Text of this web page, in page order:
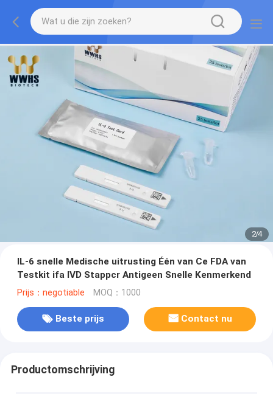
2/4
IL-6 snelle Medische uitrusting Één van Ce FDA van
Testkit ifa IVD Stappcr Antigeen Snelle Kenmerkend
Prijs：negotiable MOQ：1000
Beste prijs Contact nu
Productomschrijving